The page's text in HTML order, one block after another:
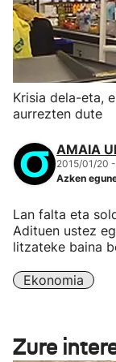
Krisia dela-eta,
aurrezten dute
AMAIA
2015/01/20
Azken
Lan falta eta
Adituen ustez
litzateke baina
Ekonomia
Zure